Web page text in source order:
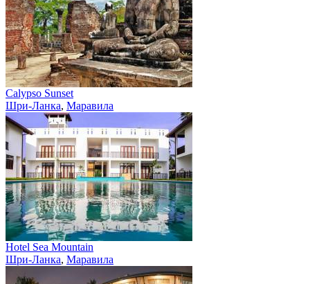
Calypso Sunset
Шри-Ланка, Маравила
Hotel Sea Mountain
Шри-Ланка, Маравила